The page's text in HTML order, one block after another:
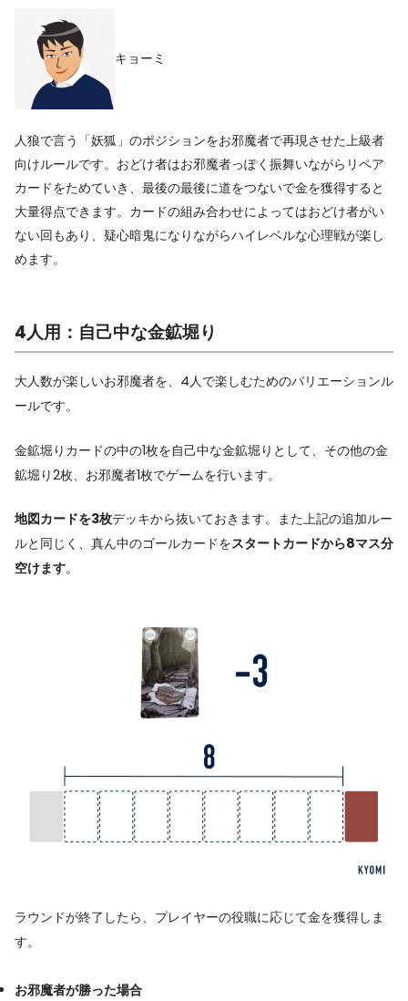
キョーミ
人狼で言う「妖狐」のポジションをお邪魔者で再現させた上級者
向けルールです。おどけ者はお邪魔者っぽく振舞いながらリペア
カードをためていき、最後の最後に道をつないで金を獲得すると
大量得点できます。カードの組み合わせによってはおどけ者がい
ない回もあり、疑心暗鬼になりながらハイレベルな心理戦が楽し
めます。
4人用：自己中な金鉱堀り
大人数が楽しいお邪魔者を、4人で楽しむためのバリエーションル
ールです。
金鉱堀りカードの中の1枚を自己中な金鉱堀りとして、その他の金
鉱堀り2枚、お邪魔者1枚でゲームを行います。
地図カードを3枚デッキから抜いておきます。また上記の追加ルー
ルと同じく、真ん中のゴールカードをスタートカードから8マス分
空けます。
ラウンドが終了したら、プレイヤーの役職に応じて金を獲得しま
す。
お邪魔者が勝った場合